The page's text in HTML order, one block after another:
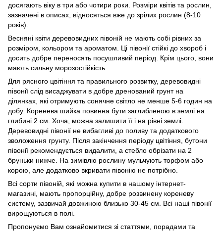
досягають віку в три або чотири роки. Розміри квітів та рослин,
зазначені в описах, відносяться вже до зрілих рослин (8-10
років).
Весняні квіти деревовидних півоній не мають собі рівних за
розміром, кольором та ароматом. Ці півонії стійкі до хвороб і
досить добре переносять посушливий період. Крім цього, вони
мають сильну морозостійкість.
Для рясного цвітіння та правильного розвитку, деревовидні
півонії слід висаджувати в добре дренований грунт на
ділянках, які отримують сонячне світло не менше 5-6 годин на
добу. Коренева шийка повинна бути заглибленою в землі на
глибині 2 см. Хоча, можна залишити її і на рівні землі.
Деревовидні півонії не вибагливі до поливу та додаткового
зволоження грунту. Після закінчення періоду цвітіння, бутони
півонії рекомендується видалити, а стебло обрізати на 2
бруньки нижче. На зимівлю рослину мульчують торфом або
корою, але додатково вкривати півонію не потрібно.
Всі сорти півоній, які можна купити в нашому інтернет-
магазині, мають пропорційну, добре розвинену кореневу
систему, зазвичай довжиною близько 30-45 см. Всі наші півонії
вирощуються в полi.
Пропонуємо Вам ознайомитися зі статтями, порадами та